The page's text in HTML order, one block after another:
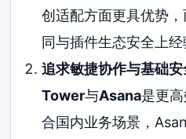
创适配方面更具优势
同与插件生态安全上经
追求敏捷协作与基础
Tower与Asana是更
合国内业务场景，